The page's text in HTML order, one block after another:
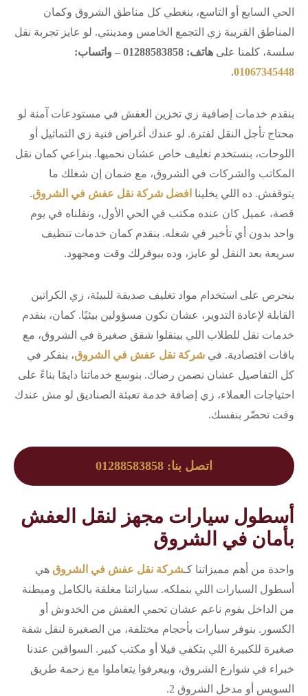
الحي السابع أو التاسع، بنغطي كل مناطق الشروق وكمان
المناطق القريبة زي التجمع الخامس ومدينتي. لو عايز تجربة نقل
سلسة، كلمنا على هاتف: 01288583858 – واتساب:
01067345448
.
بنقدم خدمات إضافية زي تخزين العفش في مستودعات آمنة لو
محتاج تأجل النقل لفترة. لو عندك أغراض فنية زي التماثيل أو
اللوحات، بنستخدم تغليف خاص عشان نحميها. بنراعي كمان نقل
المكاتب والشركات في الشروق، مع ضمان إن شغلك ما
يتوقفش. ده اللي يخلينا افضل شركة نقل عفش في الشروق.
قصة، عميل كان عنده مكتب في الحي الأول، ونقلناه في يوم
واحد بدون أي تأخير في شغله. بنقدم كمان خدمات تنظيف
سريعة بعد النقل لو عايز، وده بيوفرلك وقت ومجهود.
بنحرص على استخدام مواد تغليف صديقة للبيئة، زي الكراتين
القابلة لإعادة التدوير، عشان نكون مسؤولين بيئيًا. كمان، بنقدم
خدمات نقل للطلاب اللي بينقلوا شقق صغيرة في الشروق، مع
باقات اقتصادية. في شركة نقل عفش في الشروق، بنفكر في
كل التفاصيل عشان نضمن رضاك. بنوسع خدماتنا دايمًا بناءً على
احتياجات العملاء، زي إضافة خدمة تعبئة الصناديق لو مش عندك
وقت تحضّر بنفسك.
اتصل بنا: 01288583858
أسطول سيارات مجهز لنقل العفش
بأمان في الشروق
واحدة من أهم مميزاتنا كـشركة نقل عفش في الشروق هي
أسطول السيارات اللي بنملكه. سياراتنا مغلقة بالكامل ومبطنة
من الداخل بفوم ناعم عشان تحمي العفش من الخدوش أو
الكسور. بنوفر سيارات بأحجام مختلفة، من الصغيرة لنقل شقة
صغيرة للكبيرة اللي بتكفي فيلا أو مكتب كبير. السواقين عندنا
خبراء في شوارع الشروق، وبيعرفوا يتعاملوا مع زحمة طريق
السويس أو مدخل الشروق 2.